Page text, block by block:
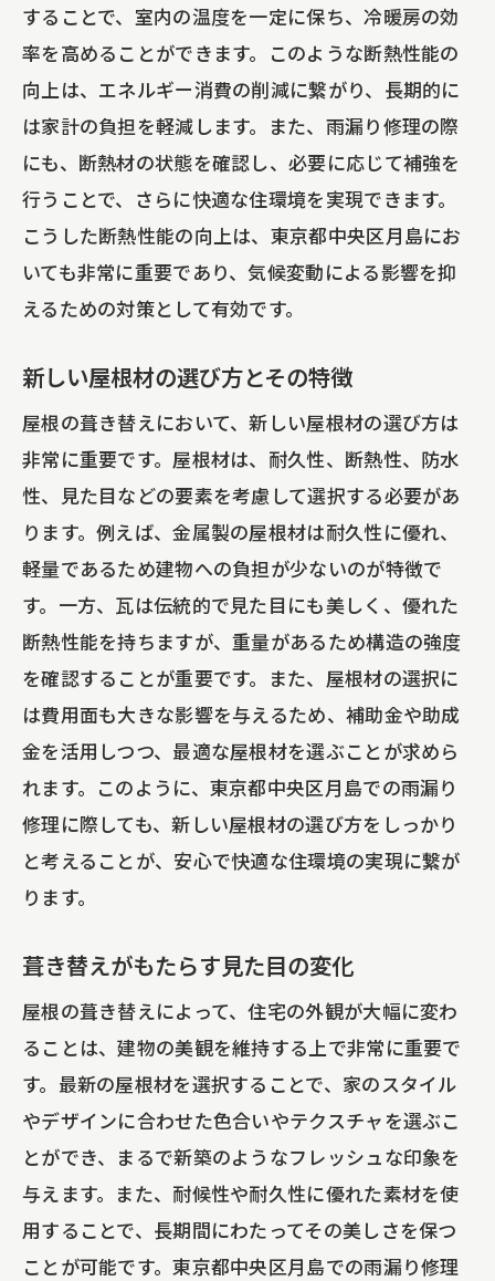
することで、室内の温度を一定に保ち、冷暖房の効
率を高めることができます。このような断熱性能の
向上は、エネルギー消費の削減に繋がり、長期的に
は家計の負担を軽減します。また、雨漏り修理の際
にも、断熱材の状態を確認し、必要に応じて補強を
行うことで、さらに快適な住環境を実現できます。
こうした断熱性能の向上は、東京都中央区月島にお
いても非常に重要であり、気候変動による影響を抑
えるための対策として有効です。
新しい屋根材の選び方とその特徴
屋根の葺き替えにおいて、新しい屋根材の選び方は
非常に重要です。屋根材は、耐久性、断熱性、防水
性、見た目などの要素を考慮して選択する必要があ
ります。例えば、金属製の屋根材は耐久性に優れ、
軽量であるため建物への負担が少ないのが特徴で
す。一方、瓦は伝統的で見た目にも美しく、優れた
断熱性能を持ちますが、重量があるため構造の強度
を確認することが重要です。また、屋根材の選択に
は費用面も大きな影響を与えるため、補助金や助成
金を活用しつつ、最適な屋根材を選ぶことが求めら
れます。このように、東京都中央区月島での雨漏り
修理に際しても、新しい屋根材の選び方をしっかり
と考えることが、安心で快適な住環境の実現に繋が
ります。
葺き替えがもたらす見た目の変化
屋根の葺き替えによって、住宅の外観が大幅に変わ
ることは、建物の美観を維持する上で非常に重要で
す。最新の屋根材を選択することで、家のスタイル
やデザインに合わせた色合いやテクスチャを選ぶこ
とができ、まるで新築のようなフレッシュな印象を
与えます。また、耐候性や耐久性に優れた素材を使
用することで、長期間にわたってその美しさを保つ
ことが可能です。東京都中央区月島での雨漏り修理